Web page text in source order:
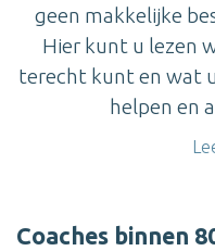
geen makkelijke
Hier kunt u lezen
terecht kunt en wat
helpen en
Coaches binnen